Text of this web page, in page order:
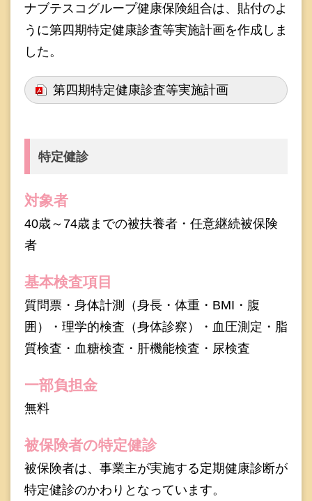
ナブテスコグループ健康保険組合は、貼付のよ
うに第四期特定健康診査等実施計画を作成しま
した。
第四期特定健康診査等実施計画
特定健診
対象者
40歳～74歳までの被扶養者・任意継続被保険
者
基本検査項目
質問票・身体計測（身長・体重・BMI・腹
囲）・理学的検査（身体診察）・血圧測定・脂
質検査・血糖検査・肝機能検査・尿検査
一部負担金
無料
被保険者の特定健診
被保険者は、事業主が実施する定期健康診断が
特定健診のかわりとなっています。